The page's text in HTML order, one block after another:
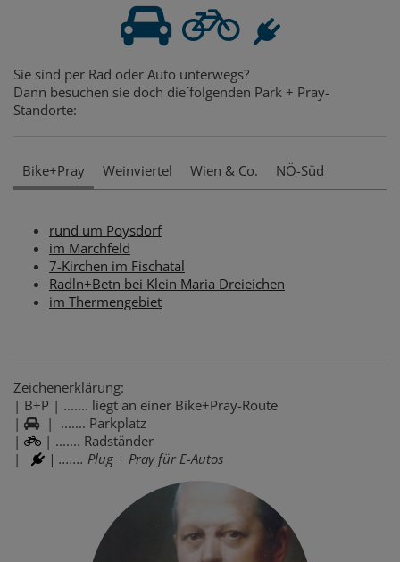
Sie sind per Rad oder Auto unterwegs?
Dann besuchen sie doch die´folgenden Park + Pray-
Standorte:
Bike+Pray Weinviertel Wien & Co. NÖ-Süd
rund um Poysdorf
im Marchfeld
7-Kirchen im Fischatal
Radln+Betn bei Klein Maria Dreieichen
im Thermengebiet
Zeichenerklärung:
| B+P | ....... liegt an einer Bike+Pray-Route
|
| ....... Parkplatz
|
| ....... Radständer
|
| ....... Plug + Pray für E-Autos